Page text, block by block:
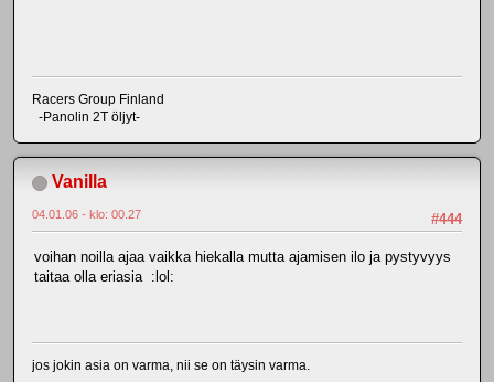
Racers Group Finland
-Panolin 2T öljyt-
Vanilla
#444
04.01.06 - klo: 00.27
voihan noilla ajaa vaikka hiekalla mutta ajamisen ilo ja pystyvyys
taitaa olla eriasia :lol:
jos jokin asia on varma, nii se on täysin varma.